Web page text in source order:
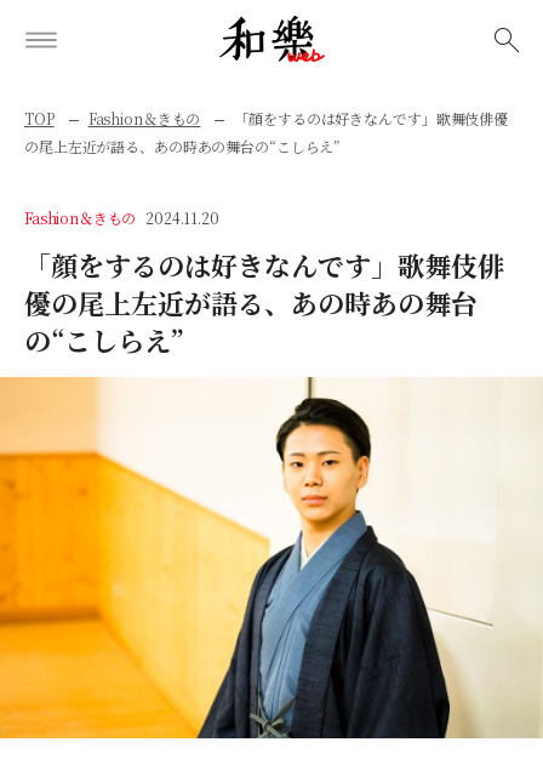
TOP Fashion＆きもの
「顔をするのは好きなんです」歌舞伎俳優
の尾上左近が語る、あの時あの舞台の“こしらえ”
Fashion＆きもの 2024.11.20
「顔をするのは好きなんです」歌舞伎俳
優の尾上左近が語る、あの時あの舞台
の“こしらえ”